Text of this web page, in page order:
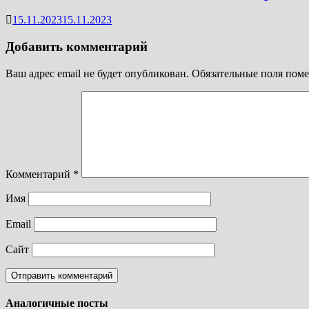
15.11.202315.11.2023
Добавить комментарий
Ваш адрес email не будет опубликован. Обязательные поля
Комментарий *
Имя
Email
Сайт
Аналогичные посты